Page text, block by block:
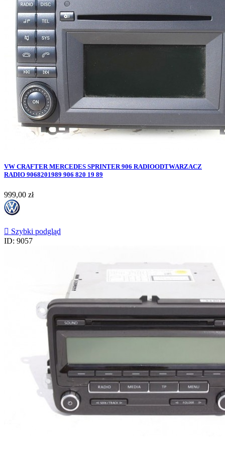
VW CRAFTER MERCEDES SPRINTER 906 RADIOODTWARZACZ
RADIO 9068201989 906 820 19 89
Cena
999,00 zł
 Szybki podgląd
ID: 9057